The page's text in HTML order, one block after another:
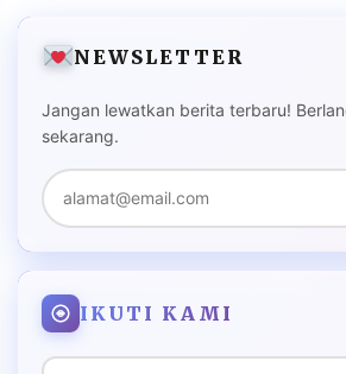
NEWSLETTER
Jangan lewatkan berita terbaru!
sekarang.
IKUTI KAMI